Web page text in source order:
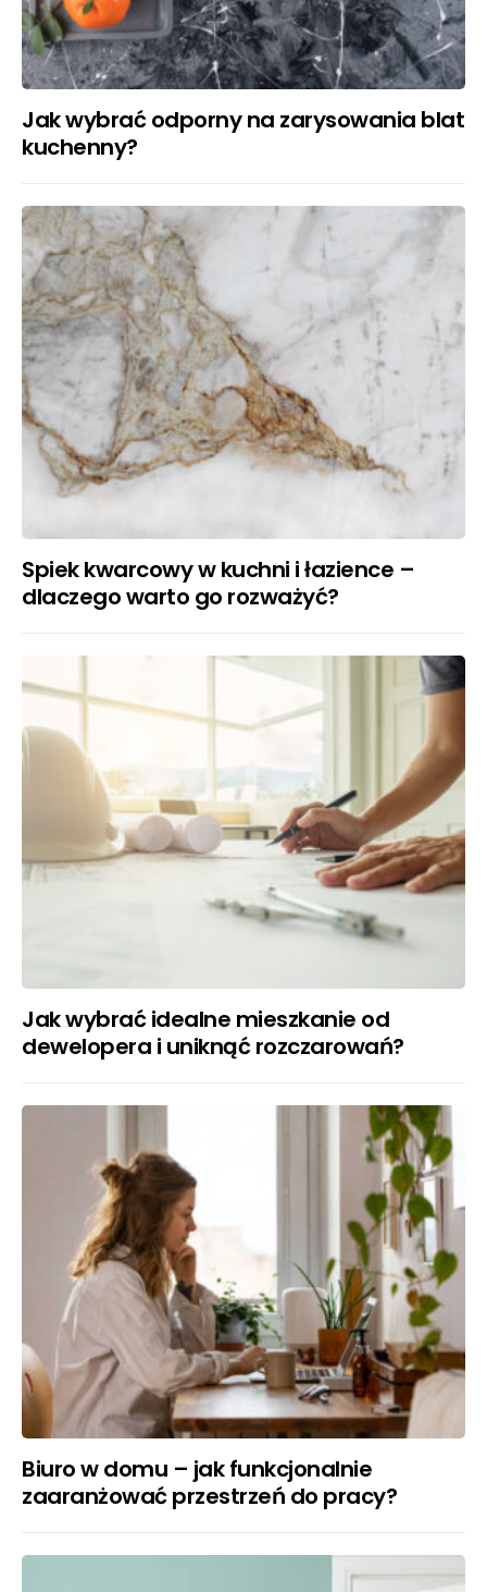
Jak wybrać odporny na zarysowania blat
kuchenny?
Spiek kwarcowy w kuchni i łazience –
dlaczego warto go rozważyć?
Jak wybrać idealne mieszkanie od
dewelopera i uniknąć rozczarowań?
Biuro w domu – jak funkcjonalnie
zaaranżować przestrzeń do pracy?